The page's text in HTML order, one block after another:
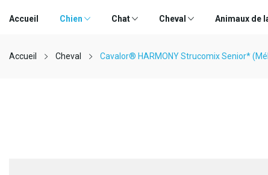
Accueil Chien Chat Cheval Animaux de
Accueil Cheval Cavalor® HARMONY Strucomix Senior*